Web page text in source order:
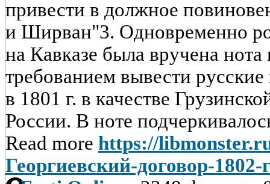
привести в должное
и Ширван"3. Одновременно
на Кавказе была вручена нота
требованием вывести
в 1801 г. в качестве
России. В ноте
Read more https://
Георгиевский-договор-1802-